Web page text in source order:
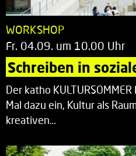
WORKSHOP
Fr. 04.09. um 10.00 Uhr
Schreiben in
Der katho
Mal dazu ein, Kultur als
kreativen…